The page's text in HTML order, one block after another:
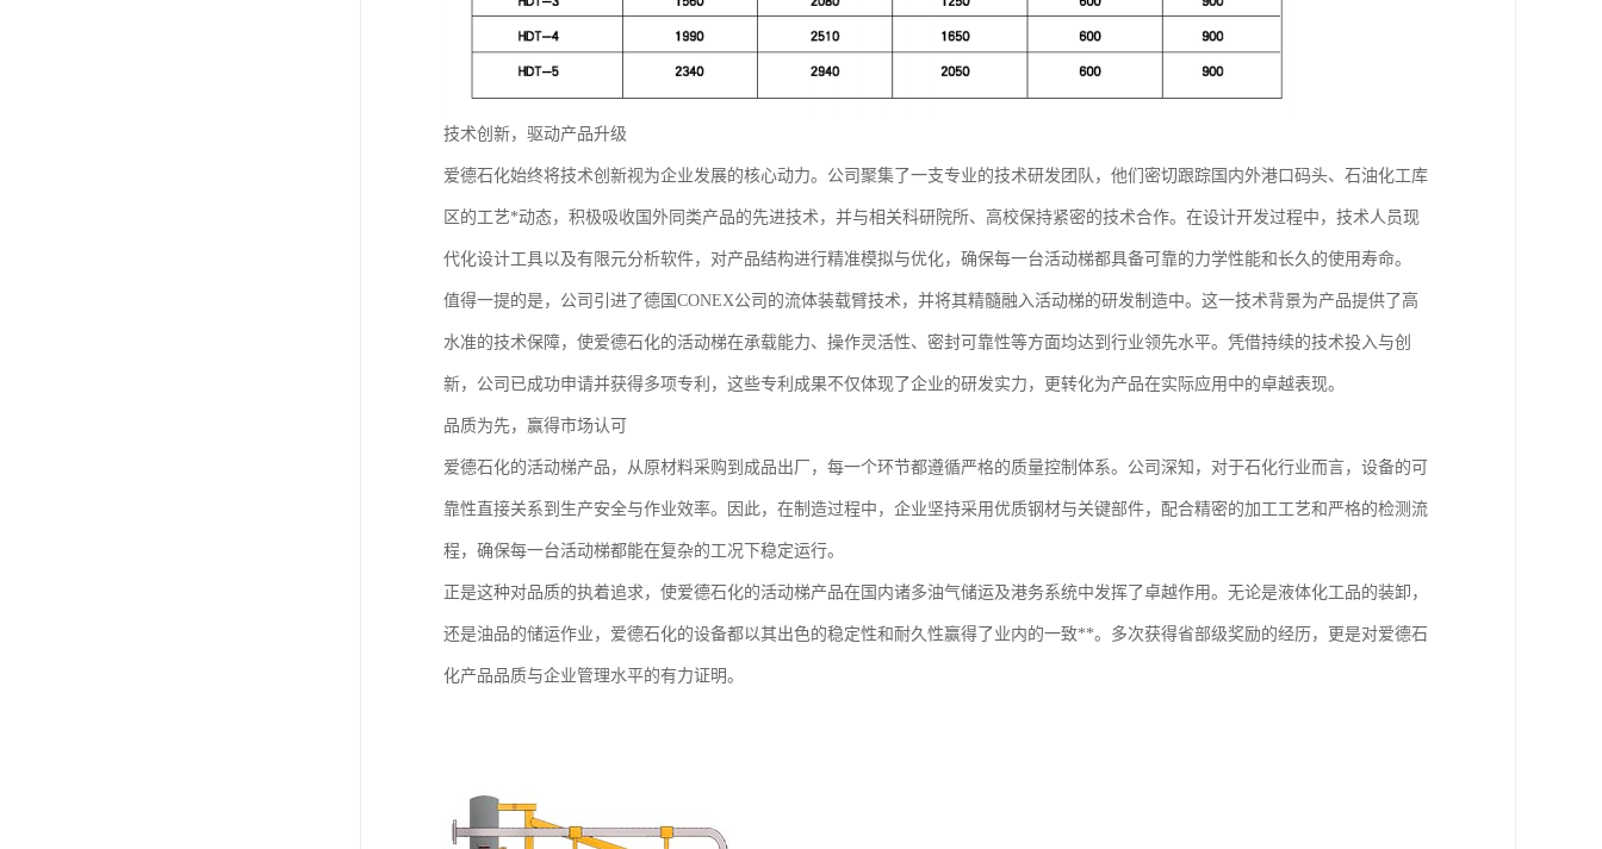
技术创新，驱动产品升级
爱德石化始终将技术创新视为企业发展的核心动力。公司聚集了一支专业的技术研发团队，他们密切跟踪国内外港口码头、石油化工库
区的工艺*动态，积极吸收国外同类产品的先进技术，并与相关科研院所、高校保持紧密的技术合作。在设计开发过程中，技术人员现
代化设计工具以及有限元分析软件，对产品结构进行精准模拟与优化，确保每一台活动梯都具备可靠的力学性能和长久的使用寿命。
值得一提的是，公司引进了德国CONEX公司的流体装载臂技术，并将其精髓融入活动梯的研发制造中。这一技术背景为产品提供了高
水准的技术保障，使爱德石化的活动梯在承载能力、操作灵活性、密封可靠性等方面均达到行业领先水平。凭借持续的技术投入与创
新，公司已成功申请并获得多项专利，这些专利成果不仅体现了企业的研发实力，更转化为产品在实际应用中的卓越表现。
品质为先，赢得市场认可
爱德石化的活动梯产品，从原材料采购到成品出厂，每一个环节都遵循严格的质量控制体系。公司深知，对于石化行业而言，设备的可
靠性直接关系到生产安全与作业效率。因此，在制造过程中，企业坚持采用优质钢材与关键部件，配合精密的加工工艺和严格的检测流
程，确保每一台活动梯都能在复杂的工况下稳定运行。
正是这种对品质的执着追求，使爱德石化的活动梯产品在国内诸多油气储运及港务系统中发挥了卓越作用。无论是液体化工品的装卸，
还是油品的储运作业，爱德石化的设备都以其出色的稳定性和耐久性赢得了业内的一致**。多次获得省部级奖励的经历，更是对爱德石
化产品品质与企业管理水平的有力证明。